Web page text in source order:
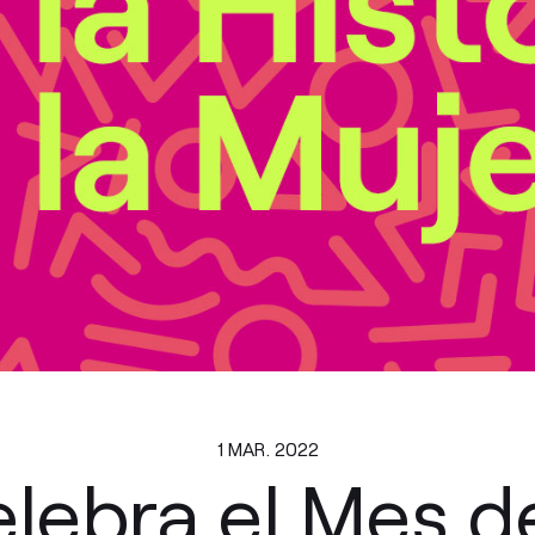
1 MAR. 2022
el Mes